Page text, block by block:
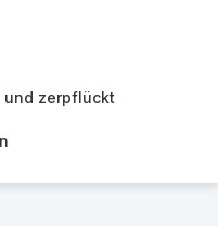
und zerpflückt